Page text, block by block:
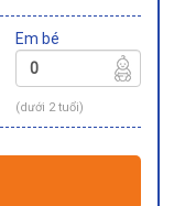
Em bé
(dưới 2 tuổi)